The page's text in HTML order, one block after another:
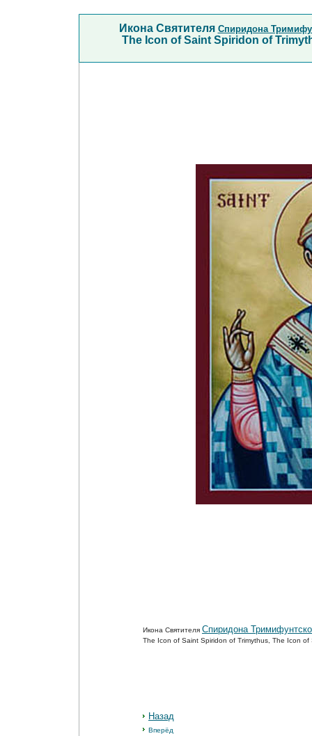
Икона Святителя Спиридона
The Icon of Saint Spiridon of
Икона Святителя Спиридона
The Icon of Saint Spiridon of Trimythus, The Icon
Назад
Вперёд